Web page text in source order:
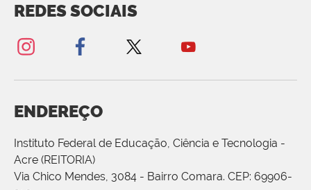
REDES SOCIAIS
ENDEREÇO
Instituto Federal de Educação, Ciência e Tecnologia -
Acre (REITORIA)
Via Chico Mendes, 3084 - Bairro Comara. CEP: 69906-